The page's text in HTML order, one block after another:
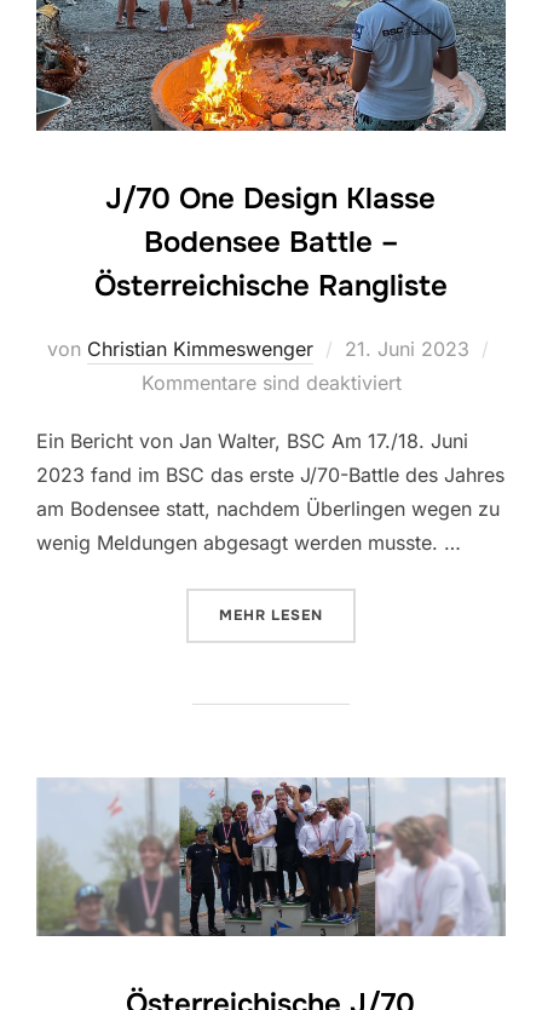
J/70 One Design Klasse
Bodensee Battle –
Österreichische Rangliste
von Christian Kimmeswenger
Veröffentlicht
am
21. Juni 2023
Kommentare sind deaktiviert
Ein Bericht von Jan Walter, BSC Am 17./18. Juni
2023 fand im BSC das erste J/70-Battle des Jahres
am Bodensee statt, nachdem Überlingen wegen zu
wenig Meldungen abgesagt werden musste. …
MEHR ÜBER „J/70 ONE DESIGN
LESEN